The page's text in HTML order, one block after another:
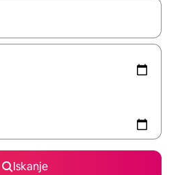
krmarite s puščičnima tipkama gor in
Iskanje